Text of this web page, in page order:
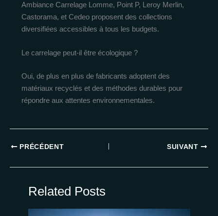
Ambiance Carrelage Lomme, Point P, Leroy Merlin,
Castorama, et Cedeo proposent des collections
diversifiées accessibles à tous les budgets.
Le carrelage peut-il être écologique ?
Oui, de plus en plus de fabricants adoptent des
matériaux recyclés et des méthodes durables pour
répondre aux attentes environnementales.
PRÉCÉDENT SUIVANT
Related Posts